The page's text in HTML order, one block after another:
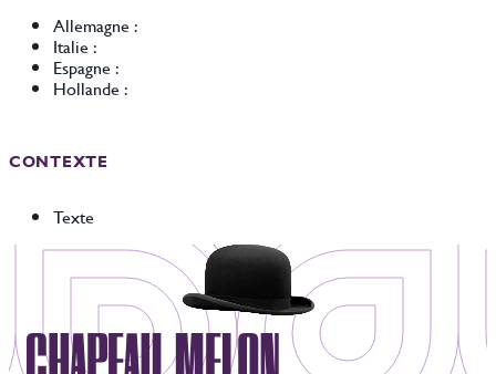
Allemagne :
Italie :
Espagne :
Hollande :
CONTEXTE
Texte